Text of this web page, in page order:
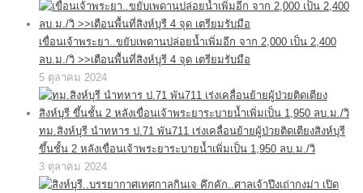
เขื่อนเจ้าพระยา..ขยับเพดานปล่อยน้ำเพิ่มอีก จาก 2,000 เป็น 2,400
ลบ.ม./วิ >>เตือนพื้นที่สิงห์บุรี 4 จุด เตรียมรับมือ
5 ตุลาคม 2024
ทม.สิงห์บุรี นำทหาร ป.71 พัน711 เร่งเคลื่อนย้ายผู้ป่วยติดเตียงสิงห์บุรี
ขึ้นชั้น 2 หลังเขื่อนเจ้าพระยาระบายน้ำเพิ่มเป็น 1,950 ลบ.ม./วิ
3 ตุลาคม 2024